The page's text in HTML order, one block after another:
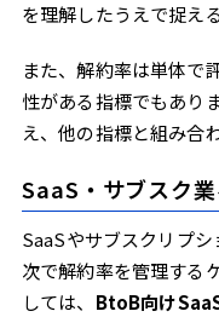
を理解したうえで捉え
また、解約率は単体で
性がある指標でもあり
え、他の指標と組み合
SaaS・サブスク
SaaSやサブスクリプ
次で解約率を管理する
しては、 BtoB向け